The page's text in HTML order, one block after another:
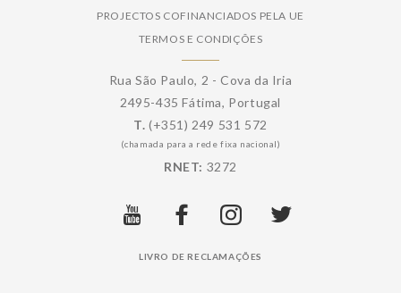
PROJECTOS COFINANCIADOS PELA UE
TERMOS E CONDIÇÕES
Rua São Paulo, 2 - Cova da Iria
2495-435 Fátima, Portugal
T. (+351) 249 531 572
(chamada para a rede fixa nacional)
RNET: 3272
LIVRO DE RECLAMAÇÕES